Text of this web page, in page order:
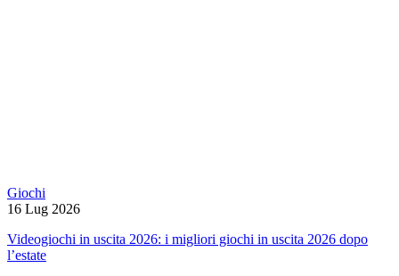
Giochi
16 Lug 2026
Videogiochi in uscita 2026: i migliori giochi in uscita 2026 dopo
l’estate